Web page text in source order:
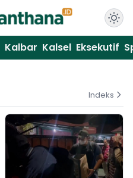
Kalbar Kalsel Eksekutif
Indeks